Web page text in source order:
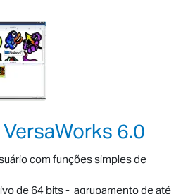
6.0
com funções simples de
de 64 bits - agrupamento de até